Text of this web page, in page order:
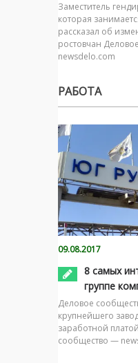
Заместитель
которая
рассказал об
ростовчан
newsdelo.com
РАБОТА
09.08.2017
8 самых
группе
Деловое
крупнейшего
заработной
сообщество —